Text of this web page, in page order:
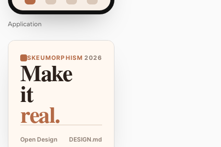
Application
SKEUMORPHISM 2026
Make
it
real.
Open Design DESIGN.md